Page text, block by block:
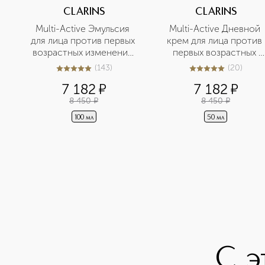
CLARINS
Multi-Active Эмульсия
для лица против первых
возрастных изменений
5из 5143 (143)
7 182 ¤
8 450 ¤
100 мл
CLARINS
Multi-Active Дневной
крем для лица против
первых возрастных
изменений для всех
4.9из520 (20)
7 182 ¤
8 450 ¤
50 мл